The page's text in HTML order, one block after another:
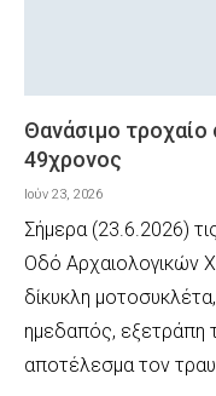
Θανάσιμο
49χρονος
Ιούν 23, 2026
Σήμερα (23.6.2026)
Οδό Αρχαιολογικών
δίκυκλη
ημεδαπός, εξετράπη
αποτέλεσμα τον